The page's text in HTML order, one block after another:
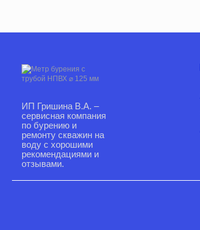
ИП Гришина В.А. –
сервисная компания
по бурению и
ремонту скважин на
воду с хорошими
рекомендациями и
отзывами.